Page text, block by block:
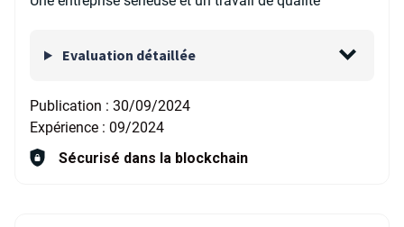
Evaluation détaillée
Publication : 30/09/2024
Expérience : 09/2024
Sécurisé dans la blockchain